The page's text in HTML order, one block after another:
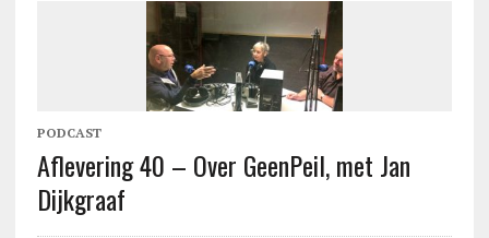
PODCAST
Aflevering 40 – Over GeenPeil, met Jan
Dijkgraaf